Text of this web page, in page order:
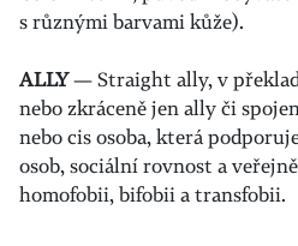
s různými barvami kůže).
ALLY— Straight ally, v
nebo zkráceně jen ally či
nebo cis osoba, která
osob, sociální rovnost a
homofobii, bifobii a transfobii.